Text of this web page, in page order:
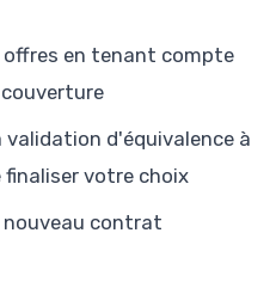
offres en tenant compte
validation d'équivalence à
votre choix
nouveau contrat